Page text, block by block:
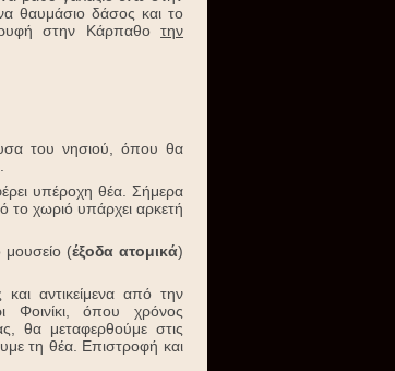
θαυμάσιο δάσος και το
στην Κάρπαθοτην
του νησιού, όπου θα
υπέροχη θέα. Σήμερα
χωριό υπάρχει αρκετή
μουσείο (έξοδα ατομικά)
αντικείμενα από την
όπου χρόνος
θα μεταφερθούμε στις
τη θέα. Επιστροφή και